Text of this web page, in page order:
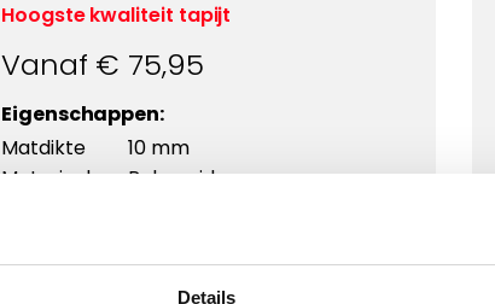
Details
Hoogste kwaliteit tapijt
Vanaf € 75,95
Eigenschappen:
Matdikte
10 mm
Materiaal
Polyamide